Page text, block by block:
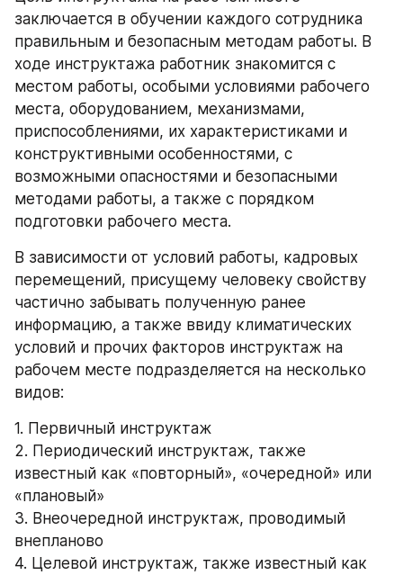
заключается в обучении каждого сотрудника
правильным и безопасным методам работы. В
ходе инструктажа работник знакомится с
местом работы, особыми условиями рабочего
места, оборудованием, механизмами,
приспособлениями, их характеристиками и
конструктивными особенностями, с
возможными опасностями и безопасными
методами работы, а также с порядком
подготовки рабочего места.
В зависимости от условий работы, кадровых
перемещений, присущему человеку свойству
частично забывать полученную ранее
информацию, а также ввиду климатических
условий и прочих факторов инструктаж на
рабочем месте подразделяется на несколько
видов:
1. Первичный инструктаж
2. Периодический инструктаж, также
известный как «повторный», «очередной» или
«плановый»
3. Внеочередной инструктаж, проводимый
внепланово
4. Целевой инструктаж, также известный как